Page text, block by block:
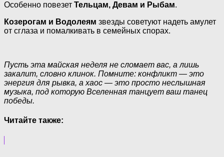
Особенно повезет Тельцам, Девам и Рыбам.
Козерогам и Водолеям звезды советуют надеть амулет
от сглаза и помалкивать в семейных спорах.
Пусть эта майская неделя не сломает вас, а лишь
закалит, словно клинок. Помните: конфликт — это
энергия для рывка, а хаос — это просто неслышная
музыка, под которую Вселенная танцует ваш танец
победы.
Читайте также: